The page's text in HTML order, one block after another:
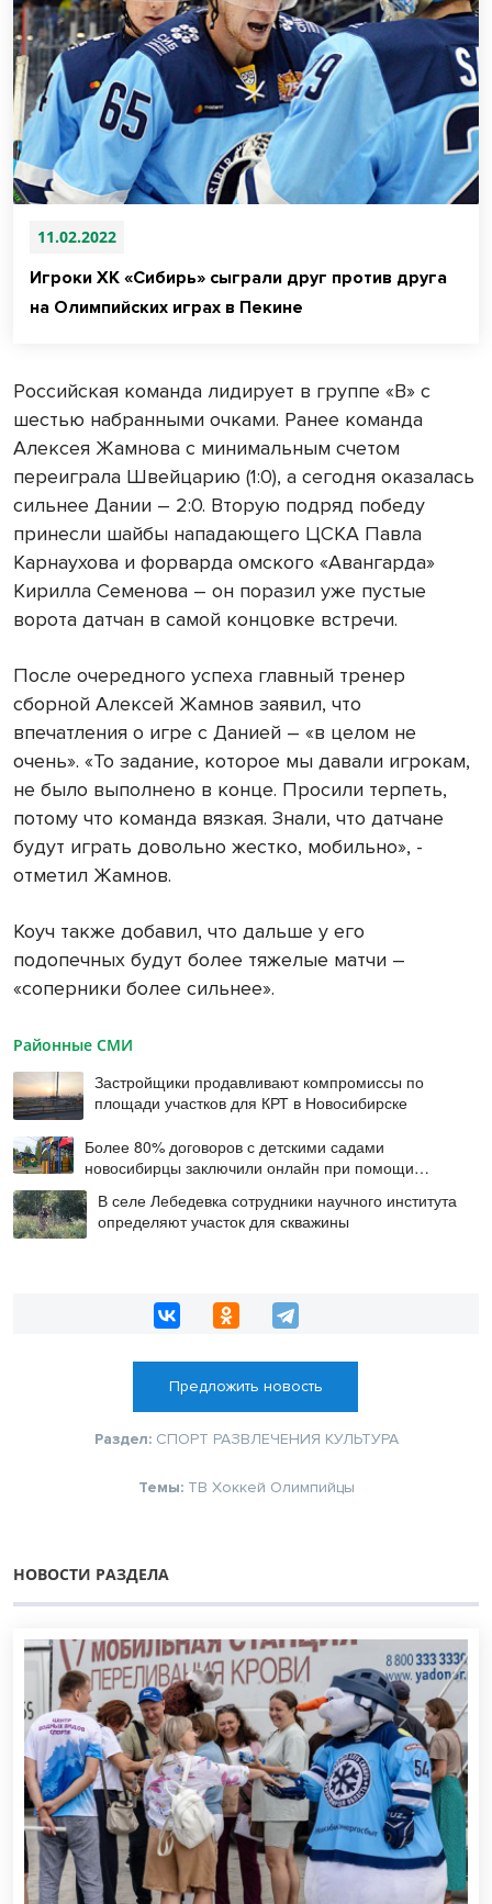
11.02.2022
Игроки ХК «Сибирь» сыграли друг против друга
на Олимпийских играх в Пекине
Российская команда лидирует в группе «В» с
шестью набранными очками. Ранее команда
Алексея Жамнова с минимальным счетом
переиграла Швейцарию (1:0), а сегодня оказалась
сильнее Дании – 2:0. Вторую подряд победу
принесли шайбы нападающего ЦСКА Павла
Карнаухова и форварда омского «Авангарда»
Кирилла Семенова – он поразил уже пустые
ворота датчан в самой концовке встречи.
После очередного успеха главный тренер
сборной Алексей Жамнов заявил, что
впечатления о игре с Данией – «в целом не
очень». «То задание, которое мы давали игрокам,
не было выполнено в конце. Просили терпеть,
потому что команда вязкая. Знали, что датчане
будут играть довольно жестко, мобильно», -
отметил Жамнов.
Коуч также добавил, что дальше у его
подопечных будут более тяжелые матчи –
«соперники более сильнее».
Районные СМИ
Застройщики продавливают компромиссы по
площади участков для КРТ в Новосибирске
Более 80% договоров с детскими садами
новосибирцы заключили онлайн при помощи
цифровой подписи
В селе Лебедевка сотрудники научного института
определяют участок для скважины
Предложить новость
Раздел: СПОРТ РАЗВЛЕЧЕНИЯ КУЛЬТУРА
Темы: ТВ Хоккей Олимпийцы
НОВОСТИ РАЗДЕЛА